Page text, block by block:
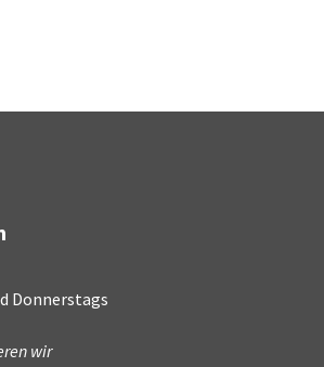
Donnerstags
wir